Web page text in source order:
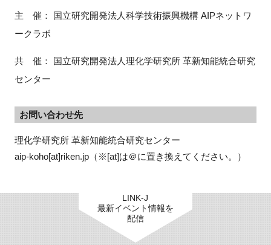
主 催： 国立研究開発法人科学技術振興機構 AIPネットワ
ークラボ
共 催： 国立研究開発法人理化学研究所 革新知能統合研究
センター
お問い合わせ先
理化学研究所 革新知能統合研究センター
aip-koho[at]riken.jp（※[at]は＠に置き換えてください。）
LINK-J
最新イベント情報を
配信